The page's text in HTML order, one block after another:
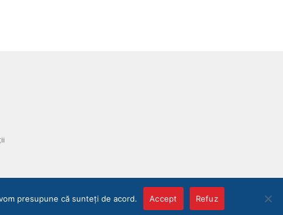
presupune că sunteți de acord. Accept Refuz